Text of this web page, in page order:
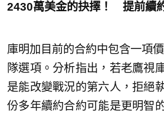
2430萬美金的抉擇！ 提前續
庫明加目前的合約中包含一項
隊選項。分析指出，若老鷹視
是能改變戰況的第六人，拒絕
份多年續約合約可能是更明智